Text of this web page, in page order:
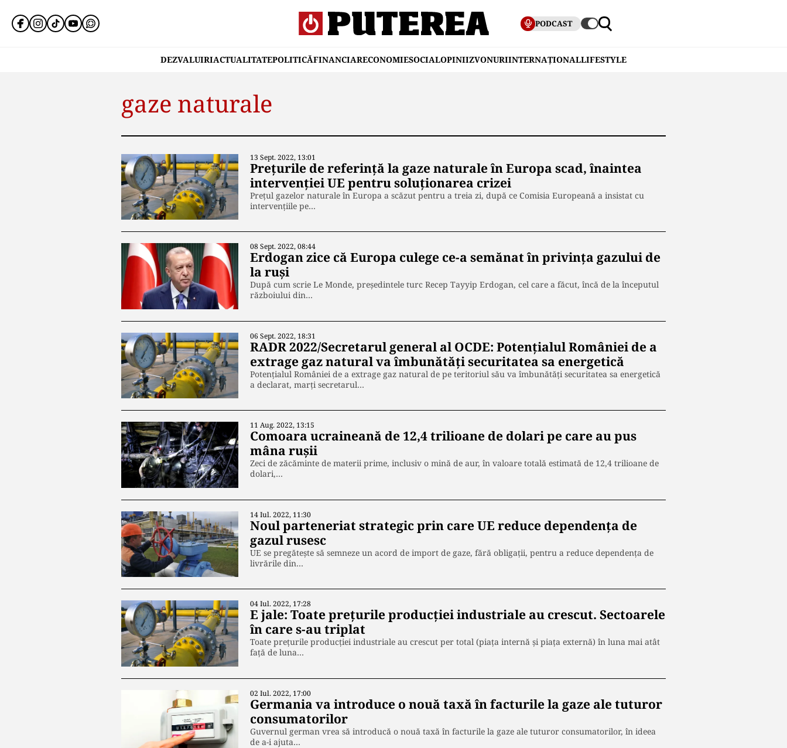
PODCAST
DEZVALUIRIACTUALITATEPOLITICĂFINANCIARECONOMIESOCIALOPINIIZVONURIINTERNAȚIONALLIFESTYLE
gaze naturale
13 Sept. 2022, 13:01
Preţurile de referinţă la gaze naturale în Europa scad, înaintea
intervenţiei UE pentru soluţionarea crizei
Preţul gazelor naturale în Europa a scăzut pentru a treia zi, după ce Comisia Europeană a insistat cu
intervenţiile pe…
08 Sept. 2022, 08:44
Erdogan zice că Europa culege ce-a semănat în privința gazului de
la ruși
După cum scrie Le Monde, președintele turc Recep Tayyip Erdogan, cel care a făcut, încă de la începutul
războiului din…
06 Sept. 2022, 18:31
RADR 2022/Secretarul general al OCDE: Potenţialul României de a
extrage gaz natural va îmbunătăţi securitatea sa energetică
Potenţialul României de a extrage gaz natural de pe teritoriul său va îmbunătăţi securitatea sa energetică
a declarat, marţi secretarul…
11 Aug. 2022, 13:15
Comoara ucraineană de 12,4 trilioane de dolari pe care au pus
mâna rușii
Zeci de zăcăminte de materii prime, inclusiv o mină de aur, în valoare totală estimată de 12,4 trilioane de
dolari,…
14 Iul. 2022, 11:30
Noul parteneriat strategic prin care UE reduce dependența de
gazul rusesc
UE se pregătește să semneze un acord de import de gaze, fără obligații, pentru a reduce dependența de
livrările din…
04 Iul. 2022, 17:28
E jale: Toate prețurile producției industriale au crescut. Sectoarele
în care s-au triplat
Toate prețurile producţiei industriale au crescut per total (piaţa internă şi piaţa externă) în luna mai atât
față de luna…
02 Iul. 2022, 17:00
Germania va introduce o nouă taxă în facturile la gaze ale tuturor
consumatorilor
Guvernul german vrea să introducă o nouă taxă în facturile la gaze ale tuturor consumatorilor, în ideea
de a-i ajuta…